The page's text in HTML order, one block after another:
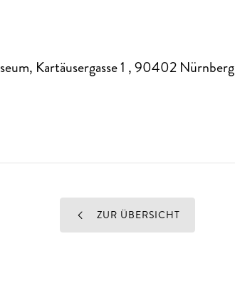
Kartäusergasse 1 ,90402 Nürnberg
ZUR ÜBERSICHT